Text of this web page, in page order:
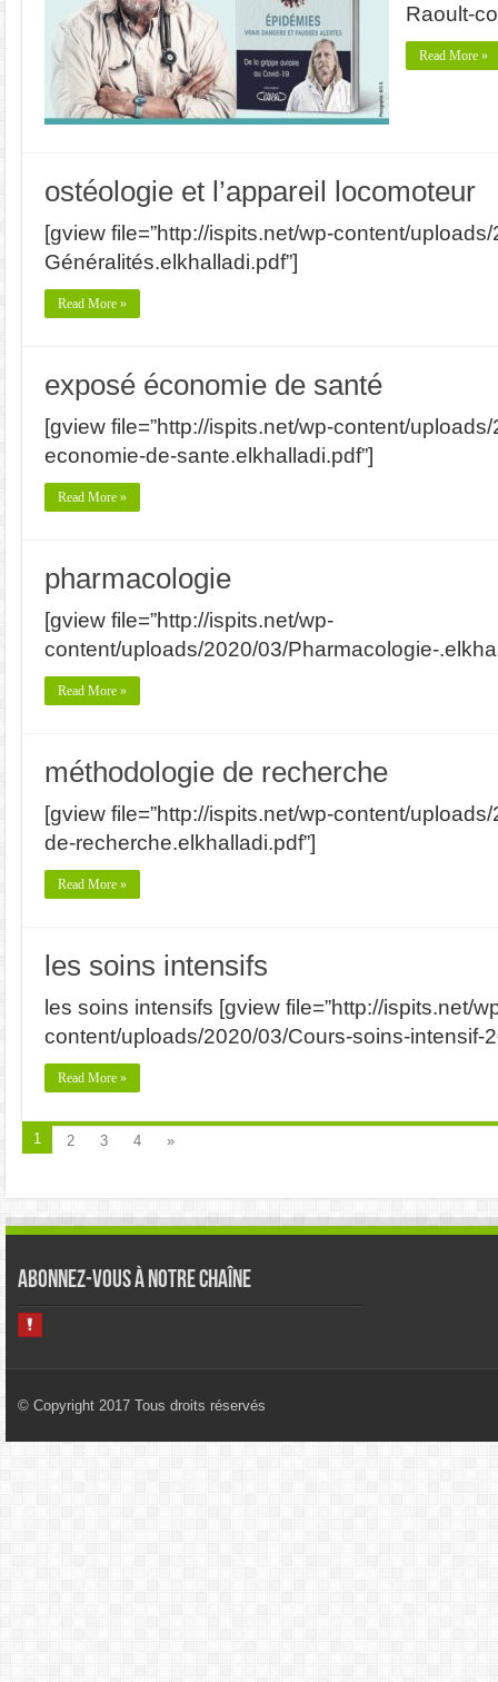
Raoult-
Read More »
ostéologie et l’appareil locomoteur
[gview file=”http://ispits.net/wp-content/
Généralités.elkhalladi.pdf”]
Read More »
exposé économie de santé
[gview file=”http://ispits.net/wp-content/
economie-de-sante.elkhalladi.pdf”]
Read More »
pharmacologie
[gview file=”http://ispits.net/wp-
content/uploads/2020/03/Pharmacologie-
Read More »
méthodologie de recherche
[gview file=”http://ispits.net/wp-content/
de-recherche.elkhalladi.pdf”]
Read More »
les soins intensifs
les soins intensifs [gview file=”http://ispits.net/
content/uploads/2020/03/Cours-soins-intensif-
Read More »
1 2 3 4 »
Abonnez-vous à notre chaîne
© Copyright 2017 Tous droits réservés